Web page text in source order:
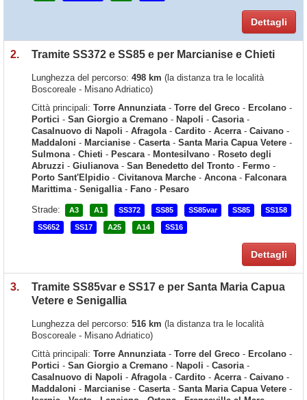
Dettagli
2. Tramite SS372 e SS85 e per Marcianise e Chieti
Lunghezza del percorso: 498 km (la distanza tra le località
Boscoreale - Misano Adriatico)
Città principali: Torre Annunziata- Torre del Greco - Ercolano -
Portici - San Giorgio a Cremano - Napoli - Casoria-
Casalnuovo di Napoli - Afragola- Cardito - Acerra- Caivano -
Maddaloni - Marcianise - Caserta- Santa Maria Capua Vetere -
Sulmona- Chieti - Pescara- Montesilvano - Roseto degli
Abruzzi - Giulianova- San Benedetto del Tronto - Fermo -
Porto Sant'Elpidio - Civitanova Marche - Ancona- Falconara
Marittima- Senigallia- Fano - Pesaro
Strade:
A3 A1 SS372 SS85 SS85var SS85 SS158
SS652 SS17 A25 A14 SS16
Dettagli
3.
Tramite SS85var e SS17 e per Santa Maria Capua
Vetere e Senigallia
Lunghezza del percorso: 516 km (la distanza tra le località
Boscoreale - Misano Adriatico)
Città principali: Torre Annunziata- Torre del Greco - Ercolano -
Portici - San Giorgio a Cremano - Napoli - Casoria-
Casalnuovo di Napoli - Afragola- Cardito - Acerra- Caivano -
Maddaloni - Marcianise - Caserta- Santa Maria Capua Vetere -